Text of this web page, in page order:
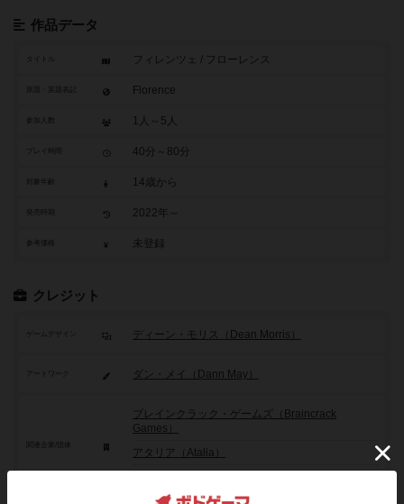
作品データ
タイトル フィレンツェ / フローレンス
Florence
参加人数 1人～5人
40分～80分
14歳から
2022年～
参考価格 未登録
クレジット
ゲームデザイン ディーン・モリス（Dean Morris）
アートワーク ダン・メイ（Dann May）
ブレインクラック・ゲームズ（Braincrack
Games）
アタリア（Atalia）